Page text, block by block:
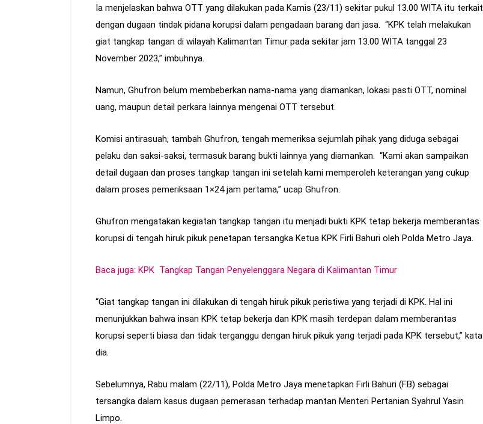
Ia menjelaskan bahwa OTT yang dilakukan pada Kamis (23/11) sekitar pukul 13.00 WITA itu terkait
dengan dugaan tindak pidana korupsi dalam pengadaan barang dan jasa. “KPK telah melakukan
giat tangkap tangan di wilayah Kalimantan Timur pada sekitar jam 13.00 WITA tanggal 23
November 2023,” imbuhnya.
Namun, Ghufron belum membeberkan nama-nama yang diamankan, lokasi pasti OTT, nominal
uang, maupun detail perkara lainnya mengenai OTT tersebut.
Komisi antirasuah, tambah Ghufron, tengah memeriksa sejumlah pihak yang diduga sebagai
pelaku dan saksi-saksi, termasuk barang bukti lainnya yang diamankan. “Kami akan sampaikan
detail dugaan dan proses tangkap tangan ini setelah kami memperoleh keterangan yang cukup
dalam proses pemeriksaan 1×24 jam pertama,” ucap Ghufron.
Ghufron mengatakan kegiatan tangkap tangan itu menjadi bukti KPK tetap bekerja memberantas
korupsi di tengah hiruk pikuk penetapan tersangka Ketua KPK Firli Bahuri oleh Polda Metro Jaya.
Baca juga: KPK Tangkap Tangan Penyelenggara Negara di Kalimantan Timur
“Giat tangkap tangan ini dilakukan di tengah hiruk pikuk peristiwa yang terjadi di KPK. Hal ini
menunjukkan bahwa insan KPK tetap bekerja dan KPK masih terdepan dalam memberantas
korupsi seperti biasa dan tidak terganggu dengan hiruk pikuk yang terjadi pada KPK tersebut,” kata
dia.
Sebelumnya, Rabu malam (22/11), Polda Metro Jaya menetapkan Firli Bahuri (FB) sebagai
tersangka dalam kasus dugaan pemerasan terhadap mantan Menteri Pertanian Syahrul Yasin
Limpo.